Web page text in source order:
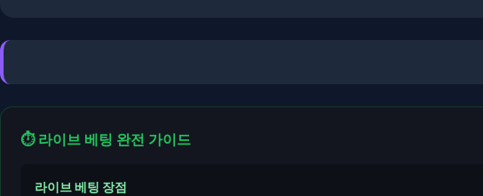
⏱️ 라이브 베팅 완전 가이드
라이브 베팅 장점